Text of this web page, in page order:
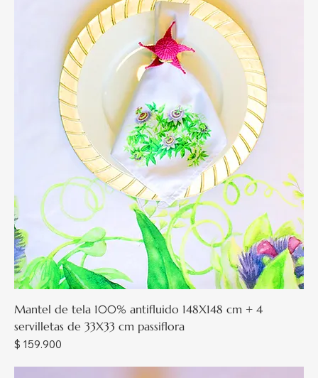
Mantel de tela 100% antifluido 148X148 cm + 4
servilletas de 33X33 cm passiflora
Precio
$ 159.900